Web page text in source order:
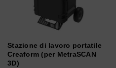
Stazione di lavoro portatile
Creaform (per MetraSCAN
3D)